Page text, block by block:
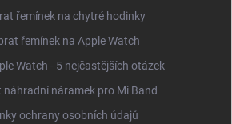
řemínek na chytré hodinky
řemínek na Apple Watch
Watch - 5 nejčastějších otázek
náramek pro Mi Band
ochrany osobních údajů